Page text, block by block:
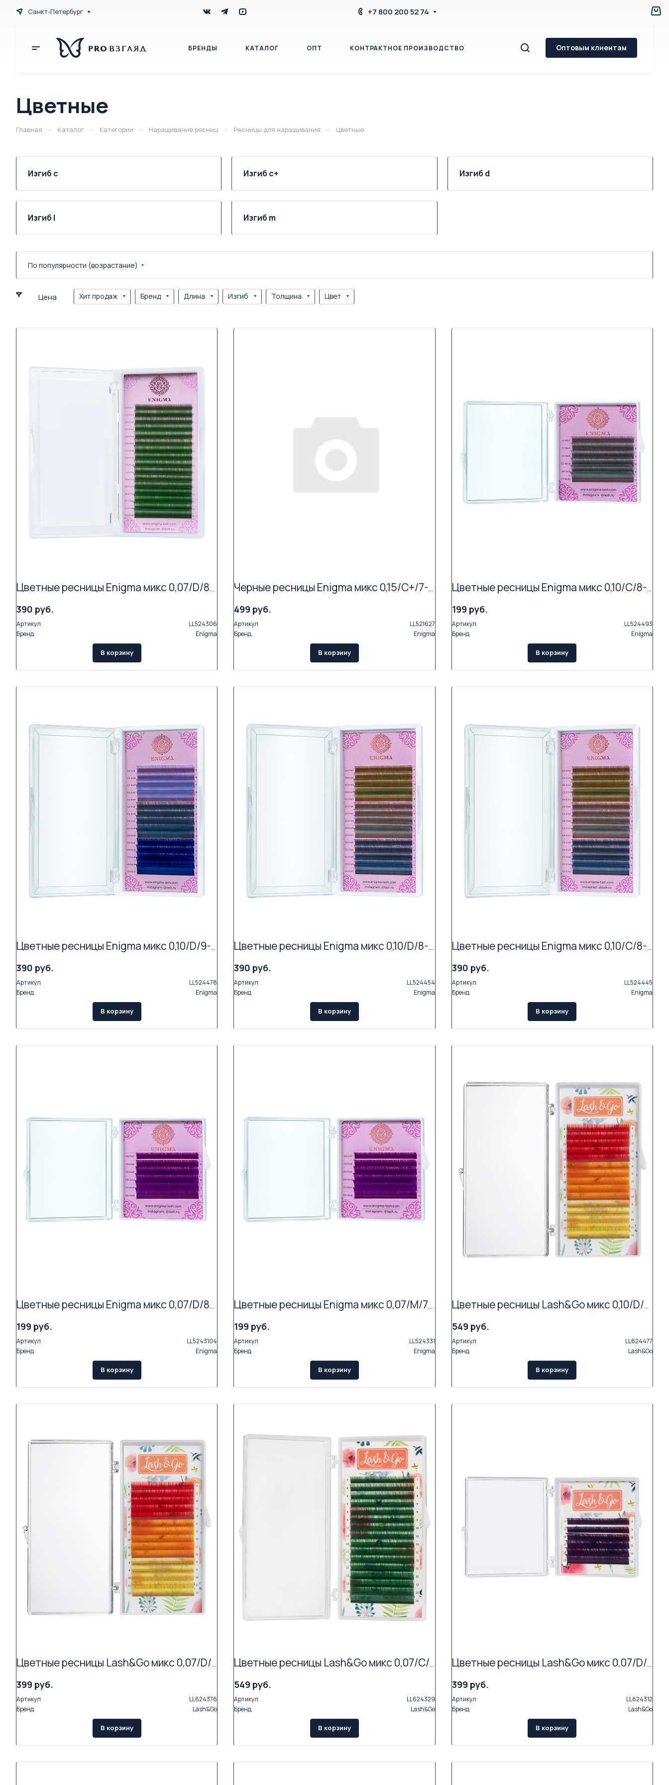
Санкт-Петербург +7 800 200 52 74
БРЕНДЫ КАТАЛОГ ОПТ КОНТРАКТНОЕ ПРОИЗВОДСТВО Оптовым клиентам
Цветные
Главная — Каталог — Категории — Наращивание ресниц — Ресницы для наращивания — Цветные
Изгиб c Изгиб c+ Изгиб d
Изгиб l Изгиб m
По популярности (возрастание)
Цена Хит продаж Бренд Длина Изгиб Толщина Цвет
Цветные ресницы Enigma микс 0,07/D/8-13 mm "Зеленый" (16 линий)
390 руб.
Артикул
LL524306
Бренд
Enigma
В корзину
Черные ресницы Enigma микс 0,15/C+/7-12 mm (6 линий)
499 руб.
Артикул
LL521627
Бренд
Enigma
В корзину
Цветные ресницы Enigma микс 0,10/C/8-13 mm "Mint" (6 линий)
199 руб.
Артикул
LL524493
Бренд
Enigma
В корзину
Цветные ресницы Enigma микс 0,10/D/9-13 mm "Ocean dream" (15 линий)
390 руб.
Артикул
LL524478
Бренд
Enigma
В корзину
Цветные ресницы Enigma микс 0,10/D/8-12 mm "Forest lake" (15 линий)
390 руб.
Артикул
LL524454
Бренд
Enigma
В корзину
Цветные ресницы Enigma микс 0,10/C/8-12 mm "Forest lake" (15 линий)
390 руб.
Артикул
LL524445
Бренд
Enigma
В корзину
Цветные ресницы Enigma микс 0,07/D/8-13 mm "Purple" (6 линий)
199 руб.
Артикул
LL5243104
Бренд
Enigma
В корзину
Цветные ресницы Enigma микс 0,07/M/7-12 mm "Purple" (6 линий)
199 руб.
Артикул
LL524331
Бренд
Enigma
В корзину
Цветные ресницы Lash&Go микс 0,10/D/9-13 mm "Grapefruit" (15 линий)
549 руб.
Артикул
LL624477
Бренд
Lash&Go
В корзину
Цветные ресницы Lash&Go микс 0,07/D/9-13 mm "Grapefruit" (15 линий)
399 руб.
Артикул
LL624376
Бренд
Lash&Go
В корзину
Цветные ресницы Lash&Go микс 0,07/C/7-14 mm "Зеленый" (16 линий)
549 руб.
Артикул
LL624329
Бренд
Lash&Go
В корзину
Цветные ресницы Lash&Go микс 0,07/D/8-13 mm "Фиолетовый" (6 линий)
399 руб.
Артикул
LL624312
Бренд
Lash&Go
В корзину